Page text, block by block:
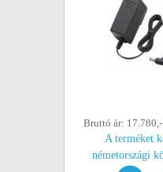
Bruttó ár:
A terméket
németországi